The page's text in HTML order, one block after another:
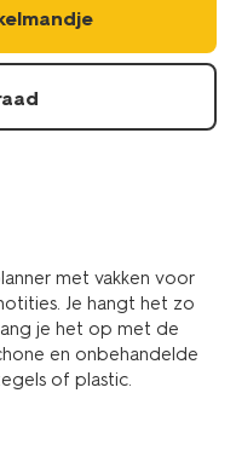
met vakken voor
Je hangt het zo
je het op met de
en onbehandelde
of plastic.